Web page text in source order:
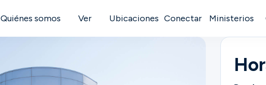
Quiénes somos Ver Ubicaciones Conectar Ministerios